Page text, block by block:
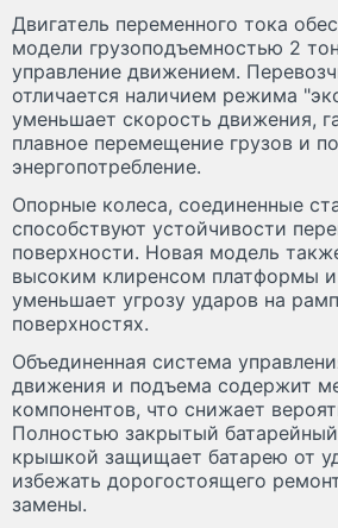
Двигатель переменного тока
модели грузоподъемностью 2
управление движением.
отличается наличием режима
уменьшает скорость движения,
плавное перемещение грузов и
энергопотребление.
Опорные колеса, соединенные
способствуют устойчивости
поверхности. Новая модель
высоким клиренсом платформы и
уменьшает угрозу ударов на
поверхностях.
Объединенная система
движения и подъема содержит
компонентов, что снижает
Полностью закрытый
крышкой защищает батарею от
избежать дорогостоящего
замены.